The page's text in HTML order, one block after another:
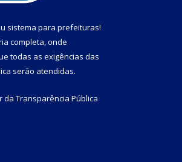
sistema para prefeituras!
completa, onde
todas as exigências das
serão atendidas.
da Transparência Pública